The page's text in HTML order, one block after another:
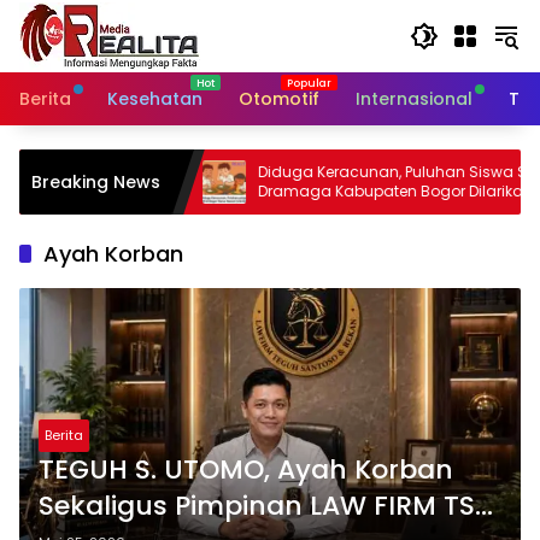
Langsung
konten
Berita
Kesehatan Otomotif Internasional
Breaking News
Diduga Keracunan, Puluhan Siswa SD di
Dramaga Kabupaten Bogor Dilarikan Ke
Puskesmas
LBH
Dampingi
Sengketa
Ayah Korban
Berita
TEGUH S. UTOMO, Ayah Korban
Sekaligus Pimpinan LAW FIRM TSR